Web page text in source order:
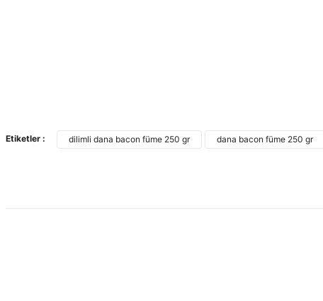
Etiketler : dilimli dana bacon füme 250 gr dana bacon füme 250 gr